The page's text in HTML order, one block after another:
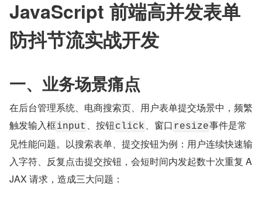
JavaScript 前端高并发表单
防抖节流实战开发
一、业务场景痛点
在后台管理系统、电商搜索页、用户表单提交场景中，频繁
触发输入框input 、按钮 click 、窗口 resize事件是常
见性能问题。以搜索表单、提交按钮为例：用户连续快速输
入字符、反复点击提交按钮，会短时间内发起数十次重复 A
JAX 请求，造成三大问题：